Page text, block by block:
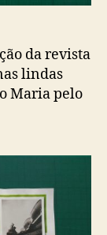
da revista
lindas
Maria pelo